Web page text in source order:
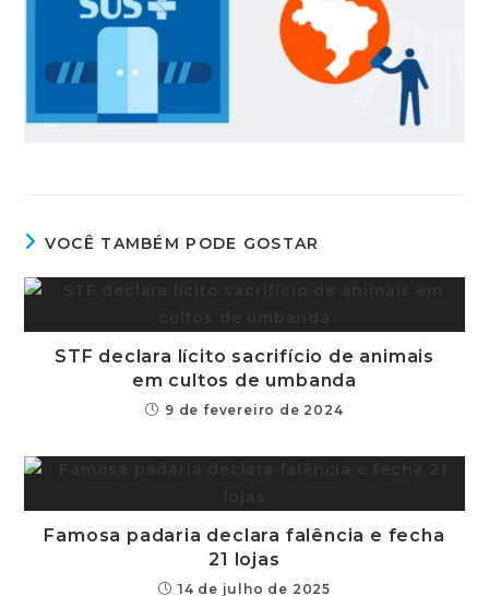
VOCÊ TAMBÉM PODE GOSTAR
STF declara lícito sacrifício de animais
em cultos de umbanda
9 de fevereiro de 2024
Famosa padaria declara falência e fecha
21 lojas
14 de julho de 2025